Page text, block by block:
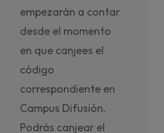
empezarán a contar
desde el momento
en que canjees el
código
correspondiente en
Campus Difusión.
Podrás canjear el